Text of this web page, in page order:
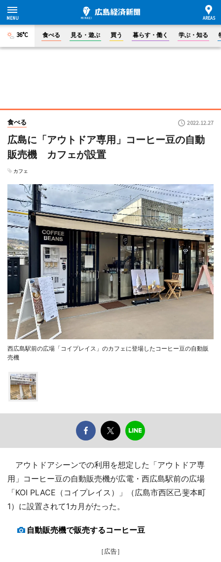
36°C 食べる 見る・遊ぶ 買う 暮らす・働く 学ぶ・知る
食べる 2022.12.27
広島に「アウトドア専用」コーヒー豆の自動
販売機 カフェが設置
カフェ
西広島駅前の広場「コイプレイス」のカフェに登場したコーヒー豆の自動販
売機
アウトドアシーンでの利用を想定した「アウトドア専
用」コーヒー豆の自動販売機が広電・西広島駅前の広場
「KOI PLACE（コイプレイス）」（広島市西区己斐本町
1）に設置されて1カ月がたった。
自動販売機で販売するコーヒー豆
［広告］